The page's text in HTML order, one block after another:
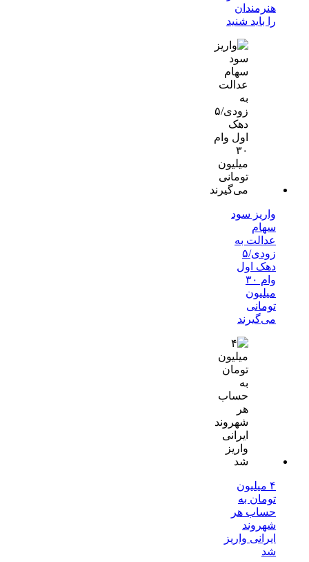
هنرمندان
را باید شنید
واریز سود
سهام
عدالت به
زودی/۵
دهک اول
وام ۳۰
میلیون
تومانی
می‌گیرند
۴ میلیون
تومان به
حساب هر
شهروند
ایرانی واریز
شد